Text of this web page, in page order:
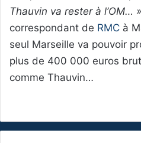
Thauvin va rester à l’OM… »
correspondant de RMC à
seul Marseille va pouvoir
plus de 400 000 euros
comme Thauvin…